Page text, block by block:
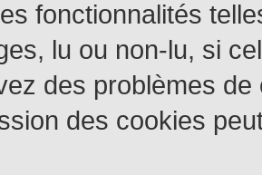
fonctionnalités
lu ou non-lu, si
des problèmes
des cookies